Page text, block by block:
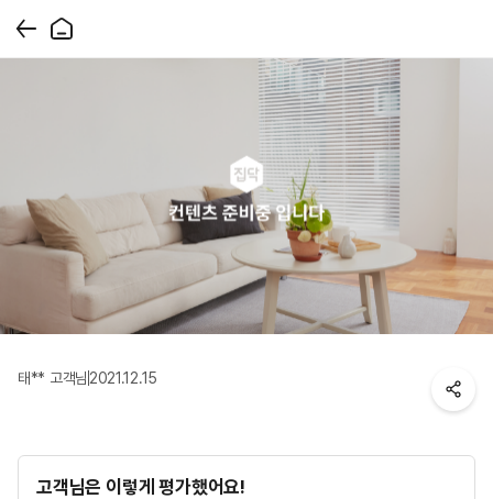
태** 고객님 2021.12.15
고객님은 이렇게 평가했어요!